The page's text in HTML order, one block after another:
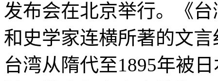
发布会在北京举行。《
和史学家连横所著的文
台湾从隋代至1895年被